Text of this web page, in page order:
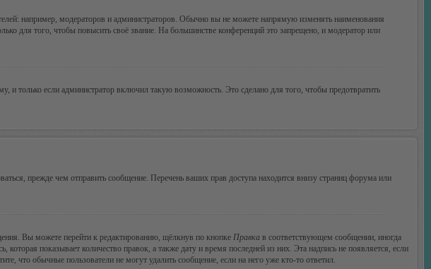
например, модераторов и администраторов. Обычно вы не можете напрямую изменять наименования
для того, чтобы повысить своё звание. На большинстве конференций это запрещено, и модератор или
и только если администратор включил такую возможность. Это сделано для того, чтобы предотвратить
прежде чем отправить сообщение. Перечень ваших прав доступа находится внизу страниц форума или
Вы можете перейти к редактированию, щёлкнув по кнопке Правка в соответствующем сообщении, иногда
показывает количество правок, а также дату и время последней из них. Эта надпись не появляется, если
что обычные пользователи не могут удалить сообщение, если на него уже кто-то ответил.